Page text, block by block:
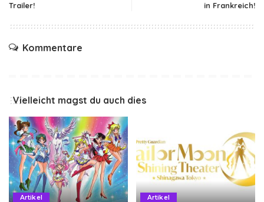
Trailer!
in Frankreich!
Kommentare
Vielleicht magst du auch dies
Artikel Artikel